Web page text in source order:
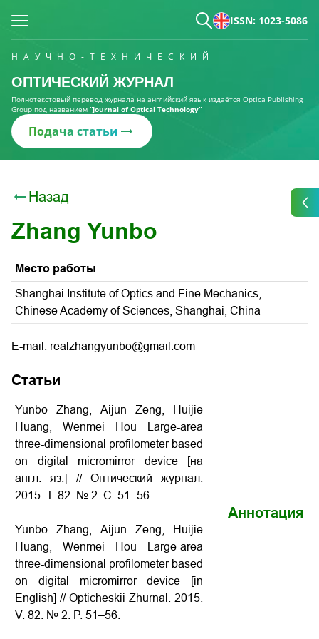
ISSN: 1023-5086
НАУЧНО-ТЕХНИЧЕСКИЙ
ОПТИЧЕСКИЙ ЖУРНАЛ
Полнотекстовый перевод журнала на английский язык издаётся Optica Publishing
Group под названием “Journal of Optical Technology“
Подача статьи
Назад
Zhang Yunbo
Место работы
Shanghai Institute of Optics and Fine Mechanics,
Chinese Academy of Sciences, Shanghai, China
E-mail: realzhangyunbo@gmail.com
Статьи
Yunbo Zhang, Aijun Zeng, Huijie
Huang, Wenmei Hou Large-area
three-dimensional profilometer based
on digital micromirror device [на
англ. яз.] // Оптический журнал.
2015. Т. 82. № 2. С. 51–56.
Yunbo Zhang, Aijun Zeng, Huijie
Huang, Wenmei Hou Large-area
three-dimensional profilometer based
on digital micromirror device [in
English] // Opticheskii Zhurnal. 2015.
V. 82. № 2. P. 51–56.
Аннотация